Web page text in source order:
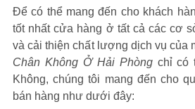
Để có thể mang đến cho khách
tốt nhất cửa hàng ở tất cả các cơ
và cải thiện chất lượng dịch vụ của
Chân Không Ở Hải Phòng chỉ có
Không, chúng tôi mang đến cho
bán hàng như dưới đây: